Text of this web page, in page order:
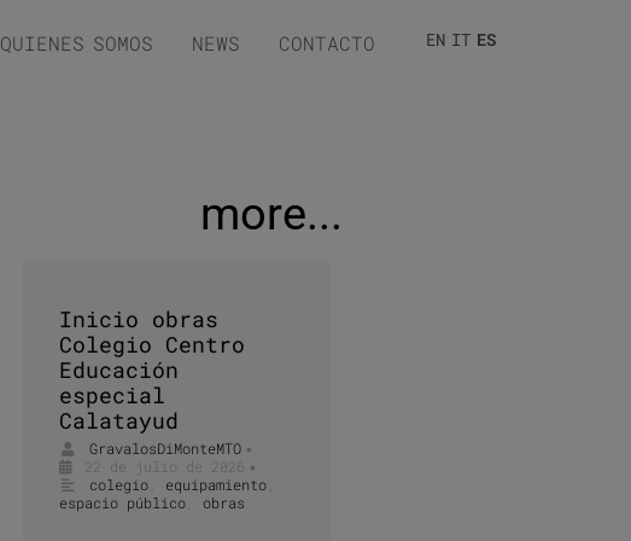
QUIENES SOMOS NEWS CONTACTO EN IT ES
more...
Inicio obras
Colegio Centro
Educación
especial
Calatayud
GravalosDiMonteMTO •
22 de julio de 2026 •
colegio, equipamiento,
espacio público, obras